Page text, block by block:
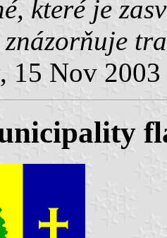
které je
znázorňuje
, 15 Nov 2003